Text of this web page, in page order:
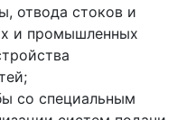
отвода стоков и
и промышленных
со специальным